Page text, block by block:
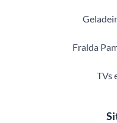
Fralda
TVs